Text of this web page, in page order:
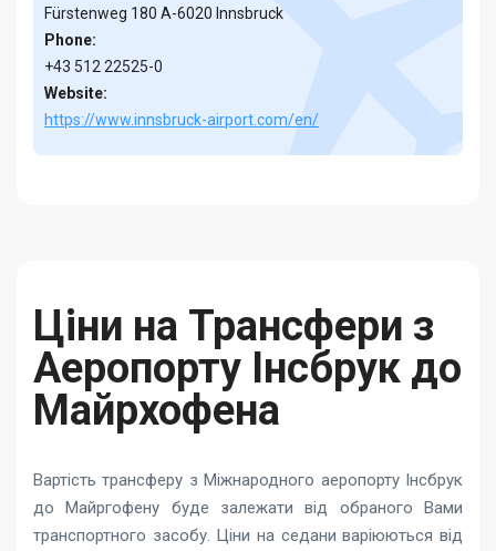
Fürstenweg 180 A-6020 Innsbruck
Phone:
+43 512 22525-0
Website:
https://www.innsbruck-airport.com/en/
Ціни на Трансфери з
Аеропорту Інсбрук до
Майрхофена
Вартість трансферу з Міжнародного аеропорту Інсбрук
до Майргофену буде залежати від обраного Вами
транспортного засобу. Ціни на седани варіюються від